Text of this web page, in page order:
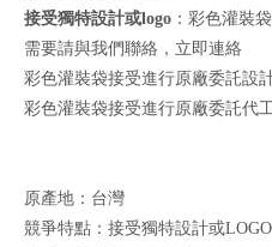
接受獨特設計或logo ：彩色灌裝
需要請與我們聯絡， 立即連絡
彩色灌裝袋接受進行原廠委託設
彩色灌裝袋接受進行原廠委託代
原產地：台灣
競爭特點：接受獨特設計或